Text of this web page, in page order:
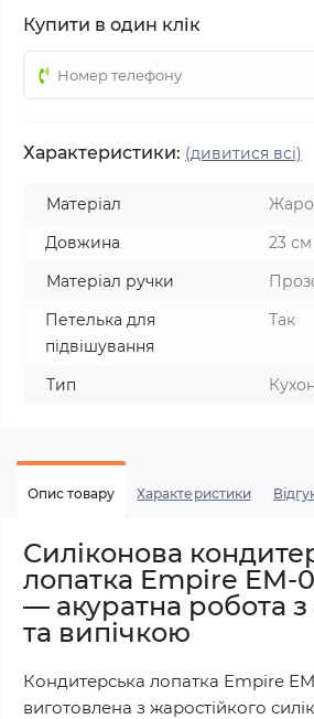
Купити в один клік
Характеристики: (дивитися всі)
Матеріал
Довжина
23 см
Матеріал ручки
Петелька для
підвішування
Так
Тип
Опис товару Характеристики
Силіконова
лопатка Empire EM-
— акуратна робота
та випічкою
Кондитерська лопатка Empire
виготовлена з жаростійкого